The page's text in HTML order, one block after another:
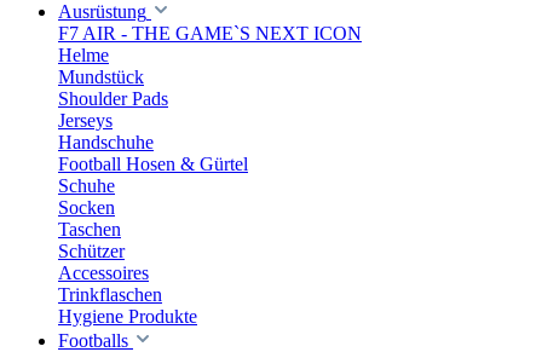
Ausrüstung
F7 AIR - THE GAME`S NEXT ICON
Helme
Mundstück
Shoulder Pads
Jerseys
Handschuhe
Football Hosen & Gürtel
Schuhe
Socken
Taschen
Schützer
Accessoires
Trinkflaschen
Hygiene Produkte
Footballs